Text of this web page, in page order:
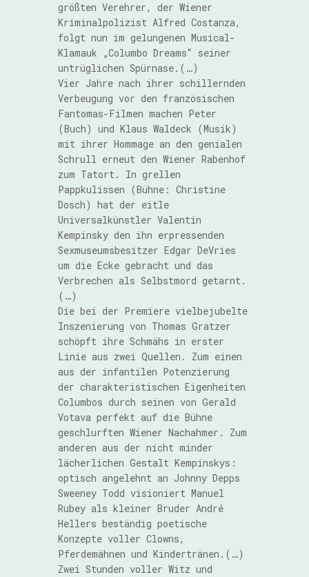
größten Verehrer, der Wiener
Kriminalpolizist Alfred Costanza,
folgt nun im gelungenen Musical-
Klamauk „Columbo Dreams“ seiner
untrüglichen Spürnase.(…)
Vier Jahre nach ihrer schillernden
Verbeugung vor den französischen
Fantomas-Filmen machen Peter
(Buch) und Klaus Waldeck (Musik)
mit ihrer Hommage an den genialen
Schrull erneut den Wiener Rabenhof
zum Tatort. In grellen
Pappkulissen (Bühne: Christine
Dosch) hat der eitle
Universalkünstler Valentin
Kempinsky den ihn erpressenden
Sexmuseumsbesitzer Edgar DeVries
um die Ecke gebracht und das
Verbrechen als Selbstmord getarnt.
(…)
Die bei der Premiere vielbejubelte
Inszenierung von Thomas Gratzer
schöpft ihre Schmähs in erster
Linie aus zwei Quellen. Zum einen
aus der infantilen Potenzierung
der charakteristischen Eigenheiten
Columbos durch seinen von Gerald
Votava perfekt auf die Bühne
geschlurften Wiener Nachahmer. Zum
anderen aus der nicht minder
lächerlichen Gestalt Kempinskys:
optisch angelehnt an Johnny Depps
Sweeney Todd visioniert Manuel
Rubey als kleiner Bruder André
Hellers beständig poetische
Konzepte voller Clowns,
Pferdemähnen und Kindertränen.(…)
Zwei Stunden voller Witz und